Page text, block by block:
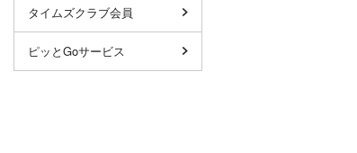
タイムズクラブ会員
ピッとGoサービス